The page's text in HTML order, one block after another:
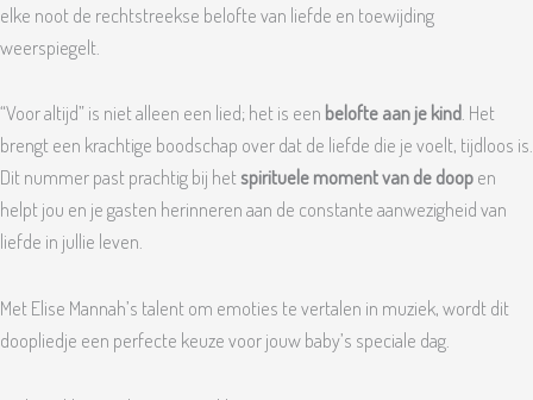
elke noot de rechtstreekse belofte van liefde en toewijding
weerspiegelt.
“Voor altijd” is niet alleen een lied; het is een belofte aan je kind. Het
brengt een krachtige boodschap over dat de liefde die je voelt, tijdloos is.
Dit nummer past prachtig bij hetspirituele moment van de doopen
helpt jou en je gasten herinneren aan de constante aanwezigheid van
liefde in jullie leven.
Met Elise Mannah’s talent om emoties te vertalen in muziek, wordt dit
doopliedje een perfecte keuze voor jouw baby’s speciale dag.